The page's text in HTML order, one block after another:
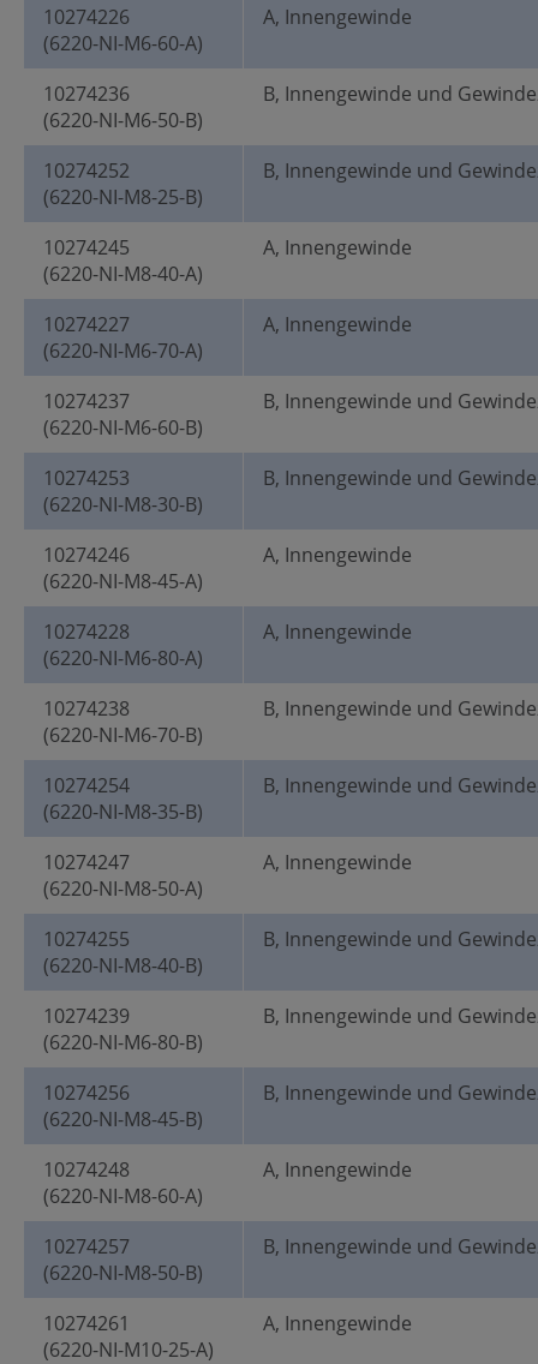
10274226
(6220-NI-M6-60-A)
A, Innengewinde
10274236
(6220-NI-M6-50-B)
B, Innengewinde und
10274252
(6220-NI-M8-25-B)
B, Innengewinde und
10274245
(6220-NI-M8-40-A)
A, Innengewinde
10274227
(6220-NI-M6-70-A)
A, Innengewinde
10274237
(6220-NI-M6-60-B)
B, Innengewinde und
10274253
(6220-NI-M8-30-B)
B, Innengewinde und
10274246
(6220-NI-M8-45-A)
A, Innengewinde
10274228
(6220-NI-M6-80-A)
A, Innengewinde
10274238
(6220-NI-M6-70-B)
B, Innengewinde und
10274254
(6220-NI-M8-35-B)
B, Innengewinde und
10274247
(6220-NI-M8-50-A)
A, Innengewinde
10274255
(6220-NI-M8-40-B)
B, Innengewinde und
10274239
(6220-NI-M6-80-B)
B, Innengewinde und
10274256
(6220-NI-M8-45-B)
B, Innengewinde und
10274248
(6220-NI-M8-60-A)
A, Innengewinde
10274257
(6220-NI-M8-50-B)
B, Innengewinde und
10274261
(6220-NI-M10-25-A)
A, Innengewinde